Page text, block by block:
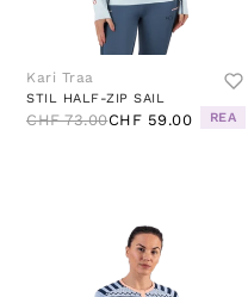
Kari Traa
STIL HALF-ZIP SAIL
CHF 73.00CHF 59.00 REA